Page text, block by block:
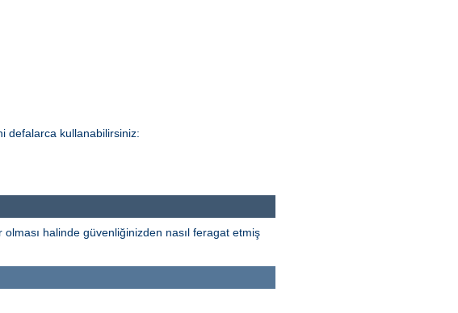
defalarca kullanabilirsiniz:
olması halinde güvenliğinizden nasıl feragat etmiş